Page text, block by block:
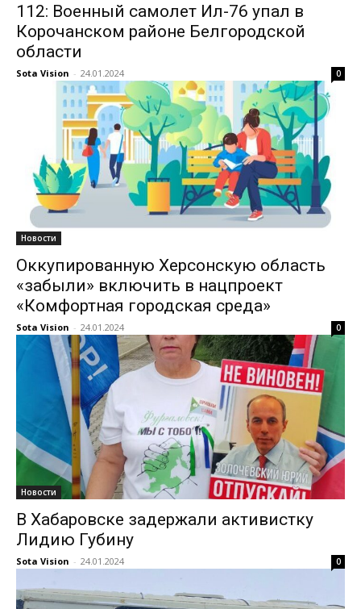
112: Военный самолет Ил-76 упал в
Корочанском районе Белгородской
области
Sota Vision - 24.01.2024 0
Новости
Оккупированную Херсонскую область
«забыли» включить в нацпроект
«Комфортная городская среда»
Sota Vision - 24.01.2024 0
Новости
В Хабаровске задержали активистку
Лидию Губину
Sota Vision - 24.01.2024 0